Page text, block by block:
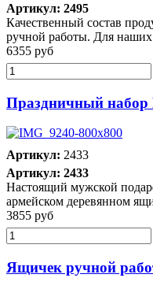
Артикул: 2495
Качественный состав
ручной работы. Для наших
6355 руб
Праздничный
Артикул: 2433
Артикул: 2433
Настоящий мужской
армейском деревянном
3855 руб
Ящичек ручной